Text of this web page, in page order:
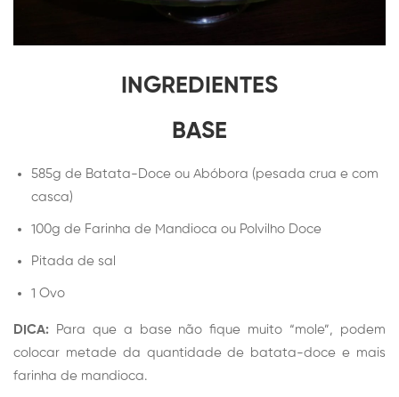
INGREDIENTES
BASE
585g de Batata-Doce ou Abóbora (pesada crua e com
casca)
100g de Farinha de Mandioca ou Polvilho Doce
Pitada de sal
1 Ovo
DICA: Para que a base não fique muito “mole”, podem
colocar metade da quantidade de batata-doce e mais
farinha de mandioca.